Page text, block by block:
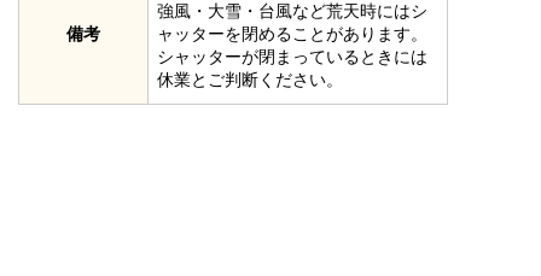
備考
強風・大雪・台風など荒天時にはシ
ャッターを閉めることがあります。
シャッターが閉まっているときには
休業とご判断ください。